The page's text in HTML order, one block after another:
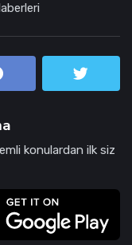
konulardan ilk siz